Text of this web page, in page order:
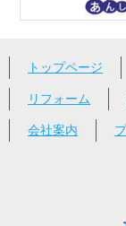
トップページ
リフォーム
会社案内